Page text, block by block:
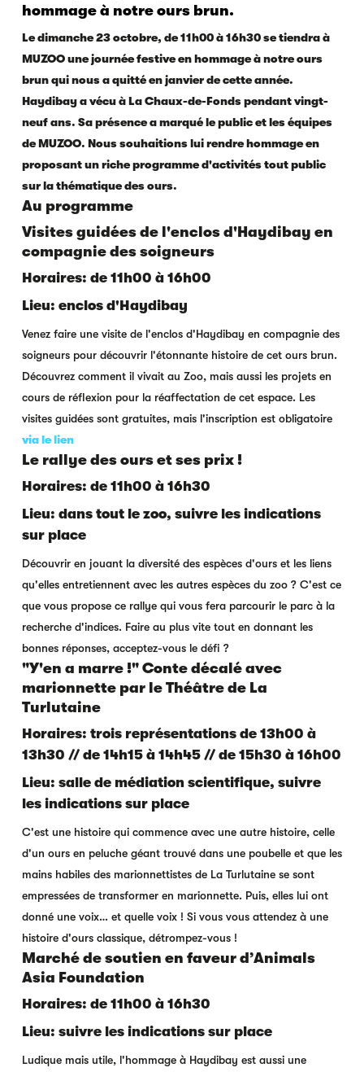
hommage à notre ours brun.
Le dimanche 23 octobre, de 11h00 à 16h30 se tiendra à
MUZOO une journée festive en hommage à notre ours
brun qui nous a quitté en janvier de cette année.
Haydibay a vécu à La Chaux-de-Fonds pendant vingt-
neuf ans. Sa présence a marqué le public et les équipes
de MUZOO. Nous souhaitions lui rendre hommage en
proposant un riche programme d'activités tout public
sur la thématique des ours.
Au programme
Visites guidées de l'enclos d'Haydibay en
compagnie des soigneurs
Horaires: de 11h00 à 16h00
Lieu: enclos d'Haydibay
Venez faire une visite de l'enclos d'Haydibay en compagnie des
soigneurs pour découvrir l'étonnante histoire de cet ours brun.
Découvrez comment il vivait au Zoo, mais aussi les projets en
cours de réflexion pour la réaffectation de cet espace. Les
visites guidées sont gratuites, mais l'inscription est obligatoire
via le lien
Le rallye des ours et ses prix !
Horaires: de 11h00 à 16h30
Lieu: dans tout le zoo, suivre les indications
sur place
Découvrir en jouant la diversité des espèces d'ours et les liens
qu'elles entretiennent avec les autres espèces du zoo ? C'est ce
que vous propose ce rallye qui vous fera parcourir le parc à la
recherche d'indices. Faire au plus vite tout en donnant les
bonnes réponses, acceptez-vous le défi ?
"Y'en a marre !" Conte décalé avec
marionnette par le Théâtre de La
Turlutaine
Horaires: trois représentations de 13h00 à
13h30 // de 14h15 à 14h45 // de 15h30 à 16h00
Lieu: salle de médiation scientifique, suivre
les indications sur place
C'est une histoire qui commence avec une autre histoire, celle
d'un ours en peluche géant trouvé dans une poubelle et que les
mains habiles des marionnettistes de La Turlutaine se sont
empressées de transformer en marionnette. Puis, elles lui ont
donné une voix… et quelle voix ! Si vous vous attendez à une
histoire d'ours classique, détrompez-vous !
Marché de soutien en faveur d’Animals
Asia Foundation
Horaires: de 11h00 à 16h30
Lieu: suivre les indications sur place
Ludique mais utile, l'hommage à Haydibay est aussi une